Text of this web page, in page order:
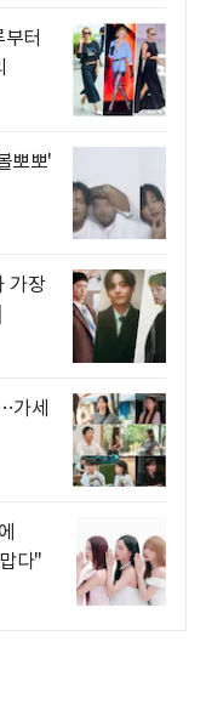
터
뽀뽀'
가장
가세
다"